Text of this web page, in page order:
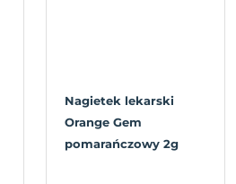
Nagietek lekarski
Orange Gem
pomarańczowy 2g